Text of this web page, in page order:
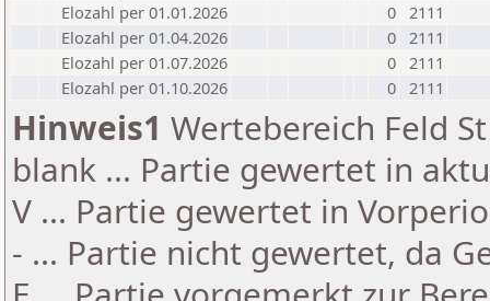
Elozahl per 01.01.2026
0 2111
Elozahl per 01.04.2026
0 2111
Elozahl per 01.07.2026
0 2111
Elozahl per 01.10.2026
0 2111
Hinweis1 Wertebereich Feld
blank ... Partie gewertet in
V ... Partie gewertet in
- ... Partie nicht gewertet, da